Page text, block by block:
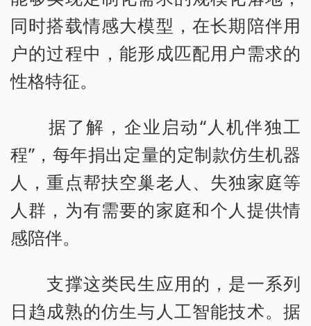
同时搭载情感大模型，在长期陪伴用
户的过程中，能形成匹配用户需求的
性格特征。
据了解，企业启动“人机伴独工
程”，每年捐出定量的定制款仿生机器
人，重点帮扶空巢老人、失独家庭等
人群，为有需要的家庭和个人提供情
感陪伴。
支撑这类民生应用的，是一系列
日趋成熟的仿生与人工智能技术。据